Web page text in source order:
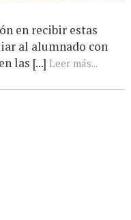
en recibir estas
al alumnado con
las [...] Leer más...